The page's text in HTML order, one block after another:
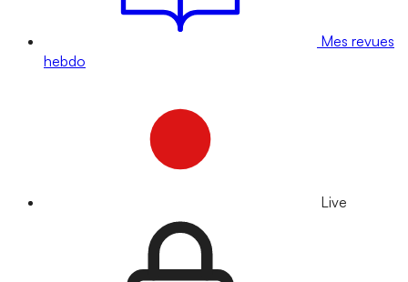
Mes revues
hebdo
Live